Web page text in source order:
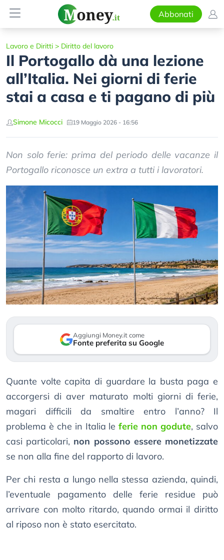
Abbonati
Lavoro e Diritti > Diritto del lavoro
Il Portogallo dà una lezione
all’Italia. Nei giorni di ferie
stai a casa e ti pagano di più
Simone Micocci 19 Maggio 2026 - 16:56
Non solo ferie: prima del periodo delle vacanze il
Portogallo riconosce un extra a tutti i lavoratori.
Aggiungi Money.it come
Fonte preferita su Google
Quante volte capita di guardare la busta paga e
accorgersi di aver maturato molti giorni di ferie,
magari difficili da smaltire entro l’anno? Il
problema è che in Italia leferie non godute, salvo
casi particolari, non possono essere monetizzate
se non alla fine del rapporto di lavoro.
Per chi resta a lungo nella stessa azienda, quindi,
l’eventuale pagamento delle ferie residue può
arrivare con molto ritardo, quando ormai il diritto
al riposo non è stato esercitato.